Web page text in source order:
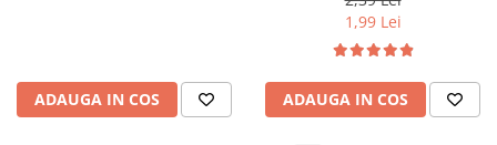
ADAUGA IN COS
1,99 Lei
ADAUGA IN COS